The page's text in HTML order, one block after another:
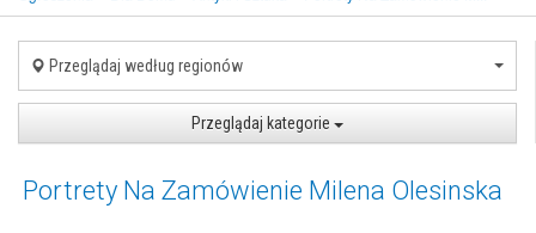
Przeglądaj według regionów
Przeglądaj kategorie
Portrety Na Zamówienie Milena Olesinska